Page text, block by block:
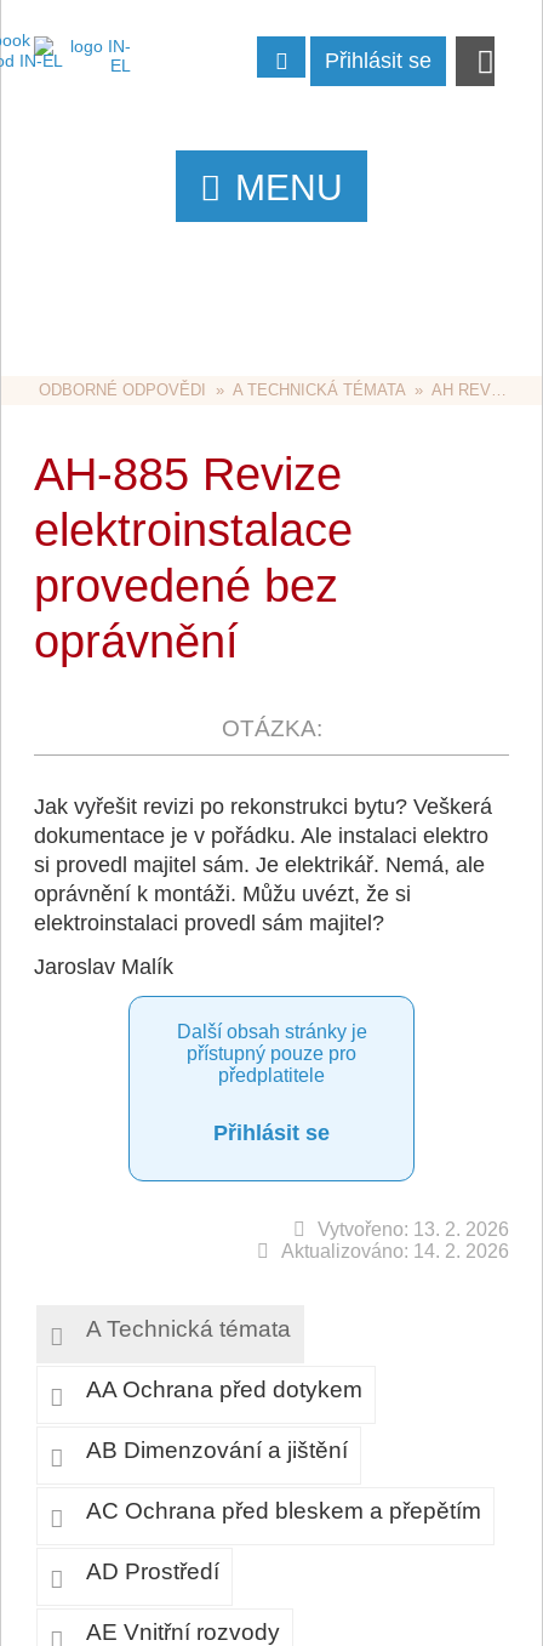
Přihlásit se
MENU
ODBORNÉ ODPOVĚDI
  »
A TECHNICKÁ TÉMATA
  »
AH REVIZE
AH-885 Revize
elektroinstalace
provedené bez
oprávnění
Jak vyřešit revizi po rekonstrukci bytu? Veškerá
dokumentace je v pořádku. Ale instalaci elektro
si provedl majitel sám. Je elektrikář. Nemá, ale
oprávnění k montáži. Můžu uvézt, že si
elektroinstalaci provedl sám majitel?
Jaroslav Malík
Další obsah stránky je
přístupný pouze pro
předplatitele
Přihlásit se
Vytvořeno: 13. 2. 2026
Aktualizováno: 14. 2. 2026
A Technická témata
AA Ochrana před dotykem
AB Dimenzování a jištění
AC Ochrana před bleskem a přepětím
AD Prostředí
AE Vnitřní rozvody